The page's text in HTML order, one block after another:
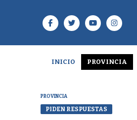
INICIO PROVINCIA
PROVINCIA
PIDEN RESPUESTAS